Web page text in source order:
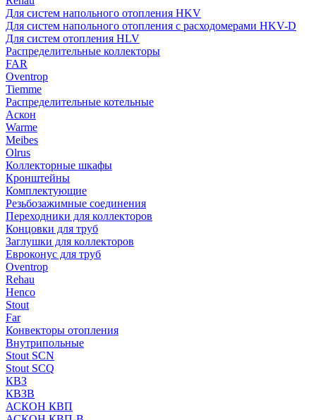
Для систем напольного отопления HKV
Для систем напольного отопления с расходомерами HKV-D
Для систем отопления HLV
Распределительные коллекторы
FAR
Oventrop
Tiemme
Распределительные котельные
Аскон
Warme
Meibes
Olrus
Коллекторные шкафы
Кронштейны
Комплектующие
Резьбозажимные соединения
Переходники для коллекторов
Концовки для труб
Заглушки для коллекторов
Евроконус для труб
Oventrop
Rehau
Henco
Stout
Far
Конвекторы отопления
Внутрипольные
Stout SCN
Stout SCQ
КВЗ
КВЗВ
АСКОН КВП